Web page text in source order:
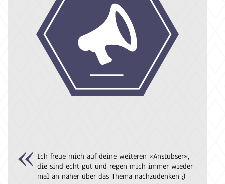
Ich freue mich auf deine weiteren «Anstubser»,
die sind echt gut und regen mich immer wieder
mal an näher über das Thema nachzudenken ;)